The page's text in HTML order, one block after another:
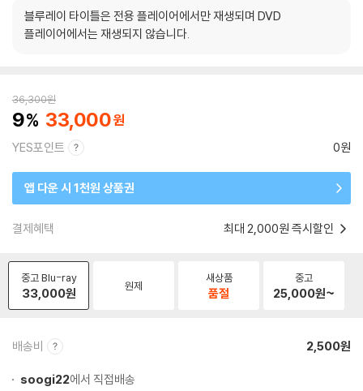
블루레이 타이틀은 전용 플레이어에서만 재생되며 DVD
플레이어에서는 재생되지 않습니다.
36,300원
9 33,000
YES포인트 0원
앱 다운 시 1천원 상품권
결제혜택 최대 2,000원 즉시할인
중고 Blu-ray
33,000원 원제
새상품
품절
중고
25,000원~
배송비 2,500원
soogi22에서 직접배송